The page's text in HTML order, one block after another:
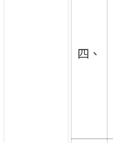
四、